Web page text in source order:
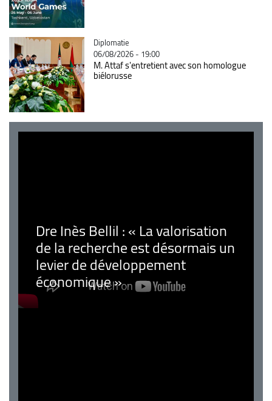
Catégorie
Diplomatie
06/08/2026 - 19:00
M. Attaf s'entretient avec son homologue
biélorusse
Dre Inès Bellil : « La valorisation
de la recherche est désormais un
levier de développement
économique »